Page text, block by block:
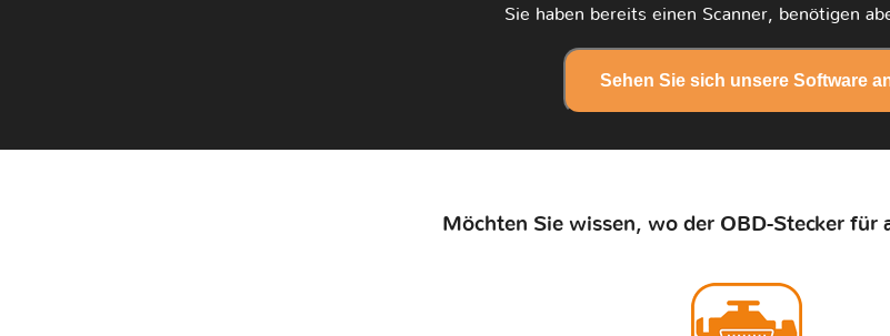
Sie haben bereits einen Scanner, benötigen
Sehen Sie sich unsere Software
Möchten Sie wissen, wo der OBD-Stecker für